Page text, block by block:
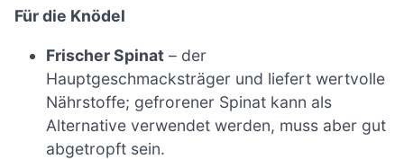
Für die Knödel
Frischer Spinat – der
Hauptgeschmacksträger und liefert wertvolle
Nährstoffe; gefrorener Spinat kann als
Alternative verwendet werden, muss aber gut
abgetropft sein.